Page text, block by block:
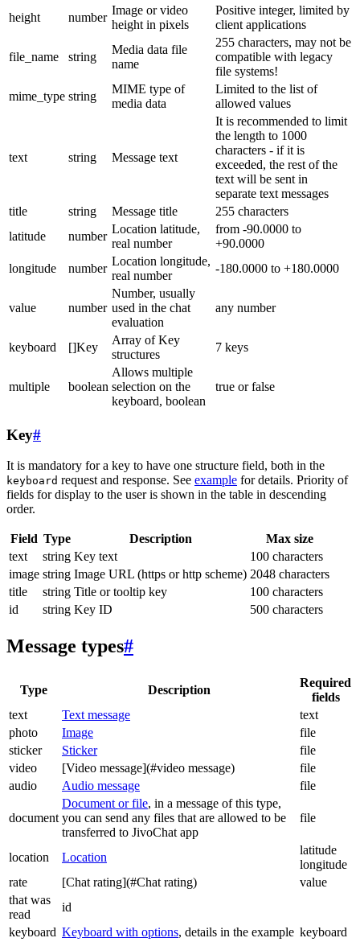
height
number
Image or video
height in pixels
Positive integer, limited by
client applications
file_name string
Media data file
name
255 characters, may not be
compatible with legacy
file systems!
mime_type string
MIME type of
media data
Limited to the list of
allowed values
text string Message text
It is recommended to limit
the length to 1000
characters - if it is
exceeded, the rest of the
text will be sent in
separate text messages
title
string Message title
255 characters
latitude
number
Location latitude,
real number
from -90.0000 to
+90.0000
longitude
number
Location longitude,
real number
-180.0000 to +180.0000
value number
Number, usually
used in the chat
evaluation
any number
keyboard []Key
Array of Key
structures
7 keys
multiple boolean
Allows multiple
selection on the
keyboard, boolean
true or false
Key#
It is mandatory for a key to have one structure field, both in the
keyboard request and response. See example for details. Priority of
fields for display to the user is shown in the table in descending
order.
Field Type Description
Max size
text
string Key text
100 characters
image string Image URL (https or http scheme) 2048 characters
title
string Title or tooltip key
100 characters
id
string Key ID 500 characters
Message types#
Type Description
Required
fields
text
Text message
text
photo
Image
file
sticker
Sticker
file
video
[Video message](#video message)
file
audio
Audio message file
document
Document or file, in a message of this type,
you can send any files that are allowed to be
transferred to JivoChat app
file
location Location
latitude
longitude
rate
[Chat rating](#Chat rating)
value
that was
read
id
keyboard Keyboard with options, details in the example keyboard